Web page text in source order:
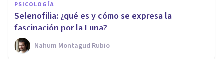
PSICOLOGÍA
Selenofilia: ¿qué es y cómo se expresa la
fascinación por la Luna?
Nahum Montagud Rubio